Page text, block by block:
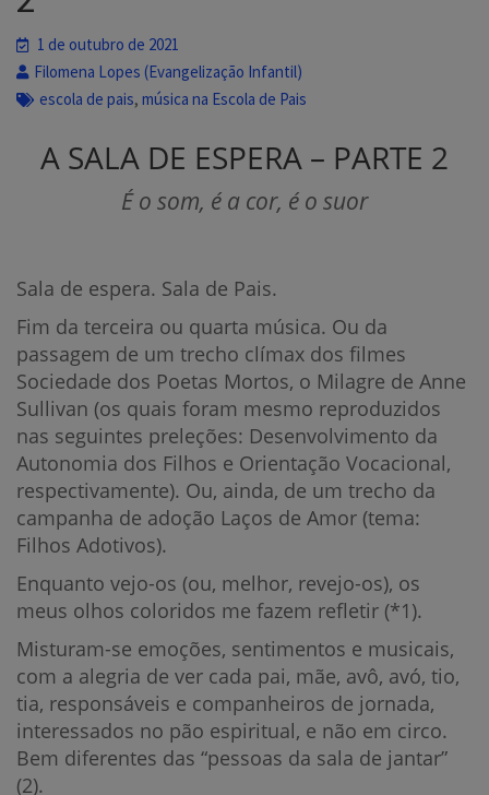
1 de outubro de 2021
Filomena Lopes (Evangelização Infantil)
escola de pais, música na Escola de Pais
A SALA DE ESPERA – PARTE 2
É o som, é a cor, é o suor
Sala de espera. Sala de Pais.
Fim da terceira ou quarta música. Ou da
passagem de um trecho clímax dos filmes
Sociedade dos Poetas Mortos, o Milagre de Anne
Sullivan (os quais foram mesmo reproduzidos
nas seguintes preleções: Desenvolvimento da
Autonomia dos Filhos e Orientação Vocacional,
respectivamente). Ou, ainda, de um trecho da
campanha de adoção Laços de Amor (tema:
Filhos Adotivos).
Enquanto vejo-os (ou, melhor, revejo-os), os
meus olhos coloridos me fazem refletir (*1).
Misturam-se emoções, sentimentos e musicais,
com a alegria de ver cada pai, mãe, avô, avó, tio,
tia, responsáveis e companheiros de jornada,
interessados no pão espiritual, e não em circo.
Bem diferentes das “pessoas da sala de jantar”
(2).